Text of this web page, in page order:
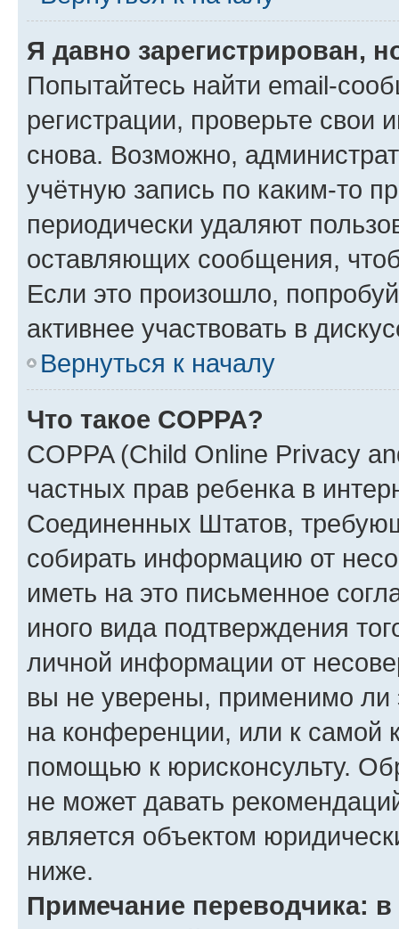
Я давно зарегистрирован,
Попытайтесь найти email-
регистрации, проверьте свои
снова. Возможно,
учётную запись по каким-то
периодически удаляют
оставляющих сообщения,
Если это произошло,
активнее участвовать в
Вернуться к началу
Что такое COPPA?
COPPA (Child Online Privacy
частных прав ребенка в
Соединенных Штатов,
собирать информацию от
иметь на это письменное
иного вида подтверждения
личной информации от
вы не уверены, применимо ли
на конференции, или к самой
помощью к юрисконсульту.
не может давать
является объектом
ниже.
Примечание переводчика: